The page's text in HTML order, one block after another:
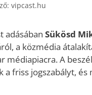
vipcast.hu
adásában Sükösd
a közmédia
médiapiacra. A
friss jogszabályt,